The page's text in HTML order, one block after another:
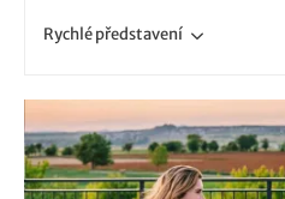
Rychlépředstavení